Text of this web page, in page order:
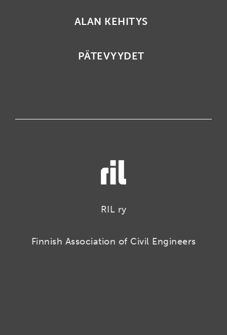
ALAN KEHITYS
PÄTEVYYDET
RIL ry
Finnish Association of Civil Engineers